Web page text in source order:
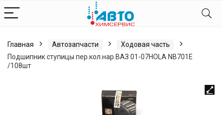
Главная Автозапчасти
Ходовая часть
Подшипник ступицы пер.кол.нар.ВАЗ 01-07HOLA NB701E
/108шт